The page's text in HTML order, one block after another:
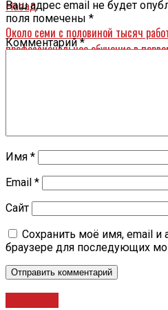
Назад
Около семи с половиной тысяч
профессиональное обучение в
Ваш адрес email не будет
поля помечены *
Комментарий*
Имя *
Email *
Сайт
Сохранить моё имя, email и
браузере для последующих